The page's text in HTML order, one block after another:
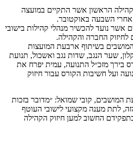
הראשון אשר התקיים במועצה
אחרי השבעה באוקטובר.
אשר נועד להכשיר מנהלי קהילות בישובי
החברה והקהילה.
בשיתוף ארבעת המועצות
שער הנגב, שדות נגב ואשכול, תנועת
בירך מזכ״ל התנועה, עמית יפרח את
ועל חשיבות הקורס עבור חיזוק
המושבים, קובי שמואל: ״מדובר בזכות
לתת מענה מקצועי לישובי העוטף
החשוב למען חיזוק הקהילה